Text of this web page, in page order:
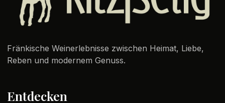
Fränkische Weinerlebnisse zwischen Heimat, Liebe,
Reben und modernem Genuss.
Entdecken